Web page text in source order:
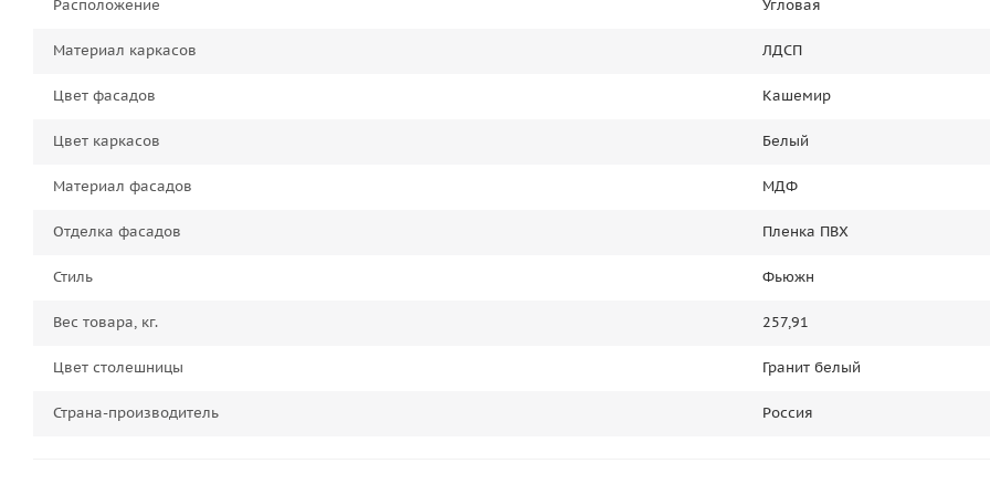
Расположение Угловая
Материал каркасов ЛДСП
Цвет фасадов Кашемир
Цвет каркасов Белый
Материал фасадов МДФ
Отделка фасадов Пленка ПВХ
Стиль Фьюжн
Вес товара, кг. 257,91
Цвет столешницы Гранит белый
Страна-производитель Россия